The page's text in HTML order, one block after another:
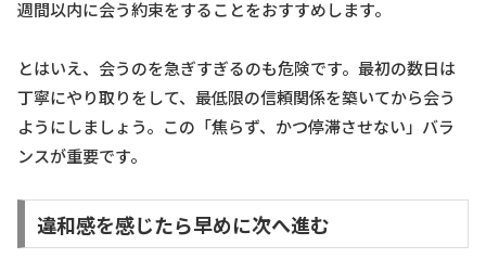
週間以内に会う約束をすることをおすすめします。
とはいえ、会うのを急ぎすぎるのも危険です。最初の数日は
丁寧にやり取りをして、最低限の信頼関係を築いてから会う
ようにしましょう。この「焦らず、かつ停滞させない」バラ
ンスが重要です。
違和感を感じたら早めに次へ進む